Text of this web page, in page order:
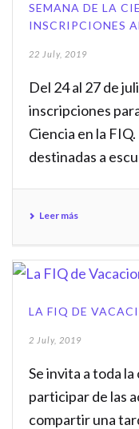
SEMANA DE LA
INSCRIPCIONES
22 July, 2019
Del 24 al 27 de
inscripciones
Ciencia en la
destinadas a
Leer más
LA FIQ DE
2 July, 2019
Se invita a toda
participar de las
compartir una